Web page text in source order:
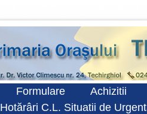
Formulare
Achizitii
Hotărâri C.L. Situatii de